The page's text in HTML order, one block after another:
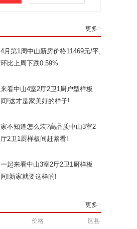
更多>
4月第1周中山新房价格11469元/平,
环比上周下跌0.59%
来看中山4室2厅2卫1厨户型样板
间!这才是家美好的样子!
家不知道怎么装?高品质中山3室2
厅2卫1厨样板间赶紧看!
一起来看中山3室2厅2卫1厨样板
间!新家就要这样的!
更多>
价格 区县